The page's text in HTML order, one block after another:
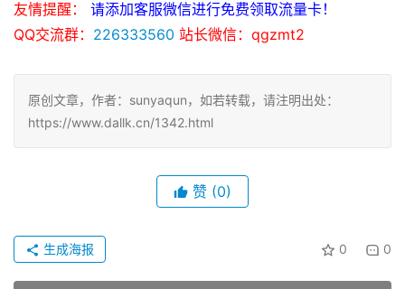
友情提醒：
请添加客服微信进行免费领取流量卡！
QQ交流群： 226333560 站长微信：qgzmt2
原创文章，作者：sunyaqun，如若转载，请注明出处：
https://www.dallk.cn/1342.html
赞 (0)
0 0
生成海报